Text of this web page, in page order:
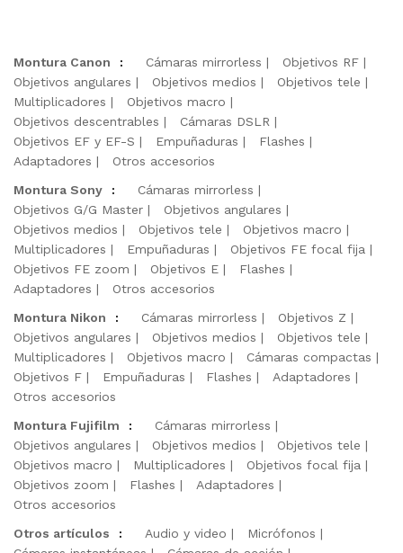
Montura Canon : Cámaras mirrorless
Objetivos RF
Objetivos angulares
Objetivos medios
Objetivos tele
Multiplicadores
Objetivos macro
Objetivos descentrables
Cámaras DSLR
Objetivos EF y EF-S
Empuñaduras
Flashes
Adaptadores
Otros accesorios
Montura Sony
:
Cámaras mirrorless
Objetivos G/G Master
Objetivos angulares
Objetivos medios
Objetivos tele
Objetivos macro
Multiplicadores
Empuñaduras
Objetivos FE focal fija
Objetivos FE zoom
Objetivos E
Flashes
Adaptadores
Otros accesorios
Montura Nikon
: Cámaras mirrorless
Objetivos Z
Objetivos angulares
Objetivos medios
Objetivos tele
Multiplicadores
Objetivos macro
Cámaras compactas
Objetivos F
Empuñaduras Flashes
Adaptadores
Otros accesorios
Montura Fujifilm
:
Cámaras mirrorless
Objetivos angulares
Objetivos medios
Objetivos tele
Objetivos macro
Multiplicadores
Objetivos focal fija
Objetivos zoom
Flashes
Adaptadores
Otros accesorios
Otros artículos
: Audio y video
Micrófonos